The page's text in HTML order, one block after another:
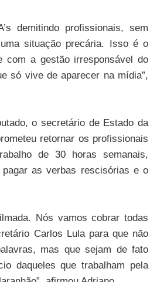
demitindo profissionais, sem
situação precária. Isso é o
com a gestão irresponsável do
só vive de aparecer na mídia”,
o secretário de Estado da
retornar os profissionais
de 30 horas semanais,
as verbas rescisórias e o
Nós vamos cobrar todas
Carlos Lula para que não
mas que sejam de fato
daqueles que trabalham pela